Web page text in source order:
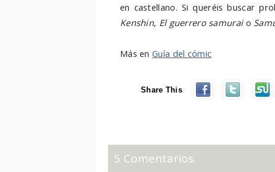
en castellano. Si queréis buscar
Kenshin, El guerrero samuraio
Más enGuía del cómic
Share This
5 Comentarios.